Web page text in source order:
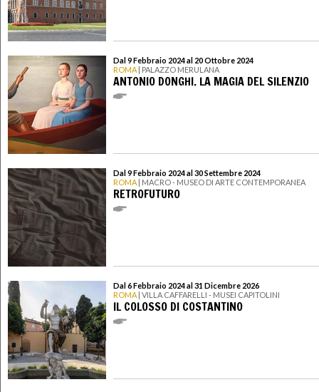
Dal 9 Febbraio 2024 al 20 Ottobre 2024
ROMA | PALAZZO MERULANA
ANTONIO DONGHI. LA MAGIA DEL SILENZIO
Dal 9 Febbraio 2024 al 30 Settembre 2024
ROMA | MACRO - MUSEO DI ARTE CONTEMPORANEA
RETROFUTURO
Dal 6 Febbraio 2024 al 31 Dicembre 2026
ROMA | VILLA CAFFARELLI - MUSEI CAPITOLINI
IL COLOSSO DI COSTANTINO